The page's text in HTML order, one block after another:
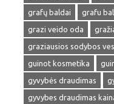
grafų baldai
grafu
grazi veido oda
graziausios sodybos
guinot kosmetika
gyvybės draudimas
gyvybes draudimas